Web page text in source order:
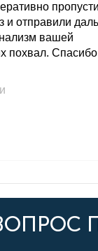
и отправили
вашей
похвал. Спасибо